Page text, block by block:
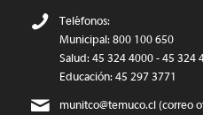
Teléfonos:
Municipal: 800 100 650
Salud: 45 324 4000 - 45 324
Educación: 45 297 3771
munitco@temuco.cl(correo